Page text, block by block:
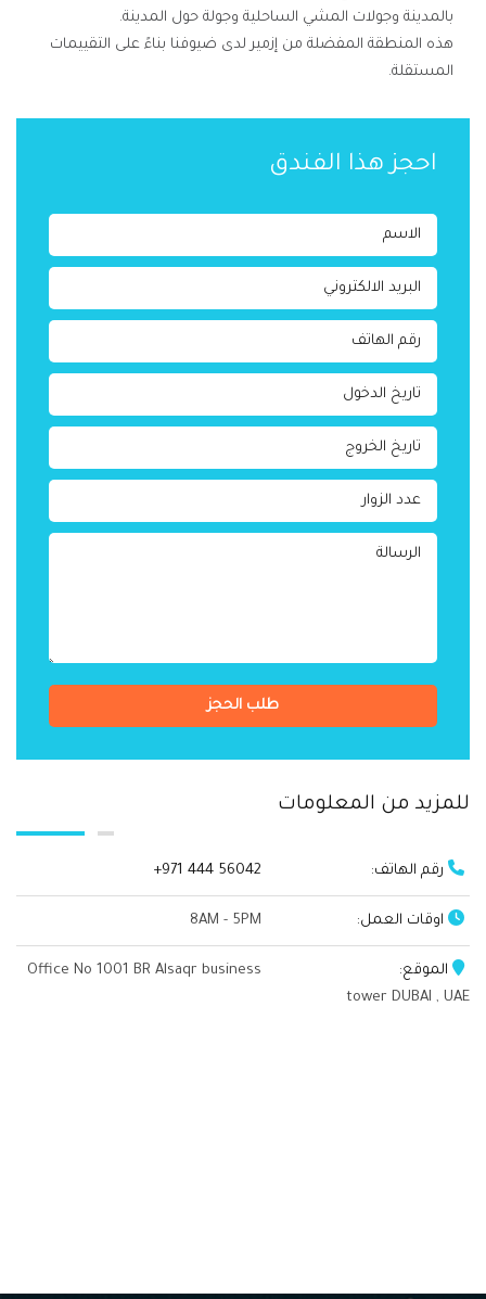
بالمدينة وجولات المشي الساحلية وجولة حول المدينة.
هذه المنطقة المفضلة من إزمير لدى ضيوفنا بناءً على التقييمات
المستقلة.
احجز هذا الفندق
طلب الحجز
للمزيد من المعلومات
رقم الهاتف: +971 444 56042
اوقات العمل:
الموقع:
Office No 1001 BR Alsaqr business
tower DUBAI , UAE